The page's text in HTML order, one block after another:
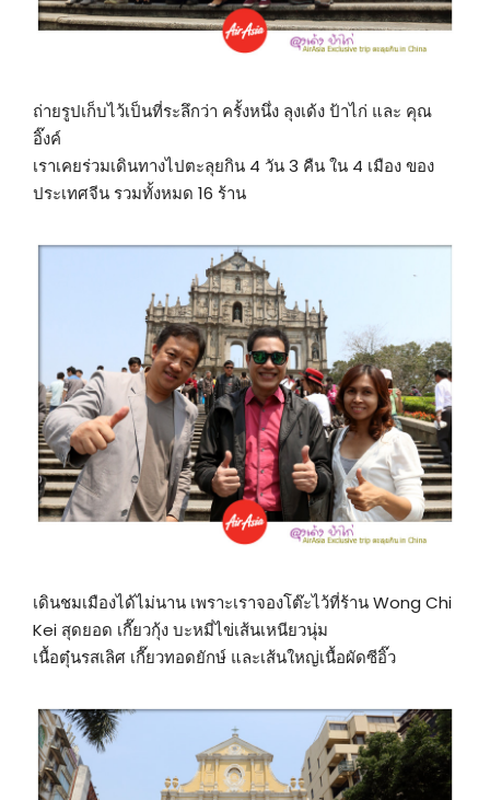
ถ่ายรูปเก็บไว้เป็นที่ระลึกว่า ครั้งหนึ่ง ลุงเด้ง ป้าไก่ และ คุณ
อิ๊งค์
เราเคยร่วมเดินทางไปตะลุยกิน 4 วัน 3 คืน ใน 4 เมือง ของ
ประเทศจีน รวมทั้งหมด 16 ร้าน
เดินชมเมืองได้ไม่นาน เพราะเราจองโต๊ะไว้ที่ร้าน Wong Chi
Kei สุดยอด เกี๊ยวกุ้ง บะหมี่ไข่เส้นเหนียวนุ่ม
เนื้อตุ๋นรสเลิศ เกี๊ยวทอดยักษ์ และเส้นใหญ่เนื้อผัดซีอิ๊ว